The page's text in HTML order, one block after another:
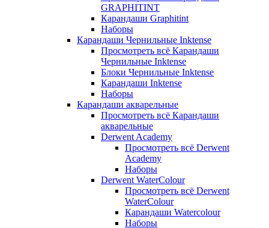
GRAPHITINT
Карандаши Graphitint
Наборы
Карандаши Чернильные Inktense
Просмотреть всё Карандаши
Чернильные Inktense
Блоки Чернильные Inktense
Карандаши Inktense
Наборы
Карандаши акварельные
Просмотреть всё Карандаши
акварельные
Derwent Academy
Просмотреть всё Derwent
Academy
Наборы
Derwent WaterColour
Просмотреть всё Derwent
WaterColour
Карандаши Watercolour
Наборы